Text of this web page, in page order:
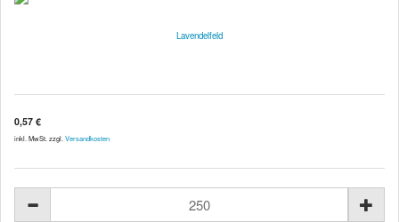
Lavendelfeld
0,57 €
inkl. MwSt. zzgl. Versandkosten